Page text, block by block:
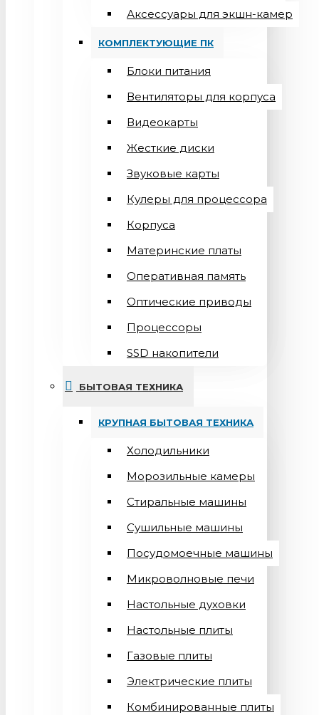
Аксессуары для экшн-камер
КОМПЛЕКТУЮЩИЕ ПК
Блоки питания
Вентиляторы для корпуса
Видеокарты
Жесткие диски
Звуковые карты
Кулеры для процессора
Корпуса
Материнские платы
Оперативная память
Оптические приводы
Процессоры
SSD накопители
БЫТОВАЯ ТЕХНИКА
КРУПНАЯ БЫТОВАЯ ТЕХНИКА
Холодильники
Морозильные камеры
Стиральные машины
Сушильные машины
Посудомоечные машины
Микроволновые печи
Настольные духовки
Настольные плиты
Газовые плиты
Электрические плиты
Комбинированные плиты